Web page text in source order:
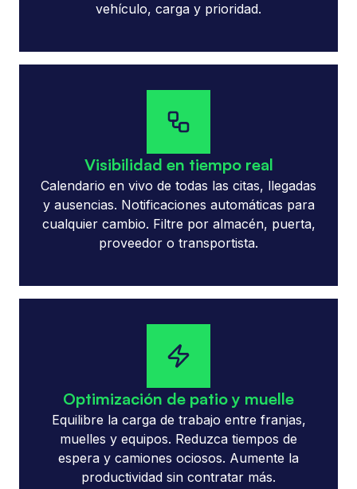
vehículo, carga y prioridad.
Visibilidad en tiempo real
Calendario en vivo de todas las citas, llegadas
y ausencias. Notificaciones automáticas para
cualquier cambio. Filtre por almacén, puerta,
proveedor o transportista.
Optimización de patio y muelle
Equilibre la carga de trabajo entre franjas,
muelles y equipos. Reduzca tiempos de
espera y camiones ociosos. Aumente la
productividad sin contratar más.